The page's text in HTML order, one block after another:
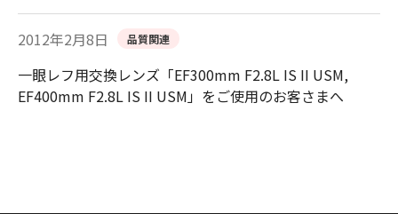
2012年2月8日 品質関連
一眼レフ用交換レンズ「EF300mm F2.8L IS II USM,
EF400mm F2.8L IS II USM」をご使用のお客さまへ